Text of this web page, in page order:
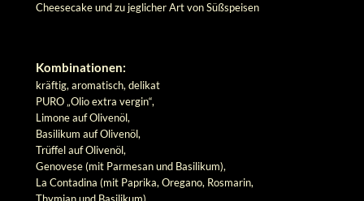
Cheesecake und zu jeglicher Art von Süßspeisen
Kombinationen:
kräftig, aromatisch, delikat
PURO „Olio extra vergin“,
Limone auf Olivenöl,
Basilikum auf Olivenöl,
Trüffel auf Olivenöl,
Genovese (mit Parmesan und Basilikum),
La Contadina (mit Paprika, Oregano, Rosmarin,